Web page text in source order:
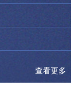
查看更多